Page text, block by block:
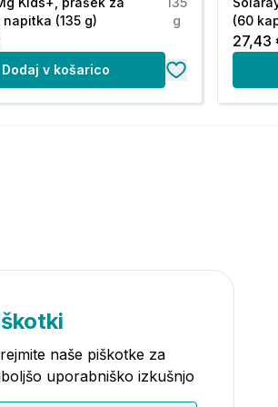
(135 g)
g
Dodaj v košarico
(60
27,43
naše piškotke za
uporabniško izkušnjo